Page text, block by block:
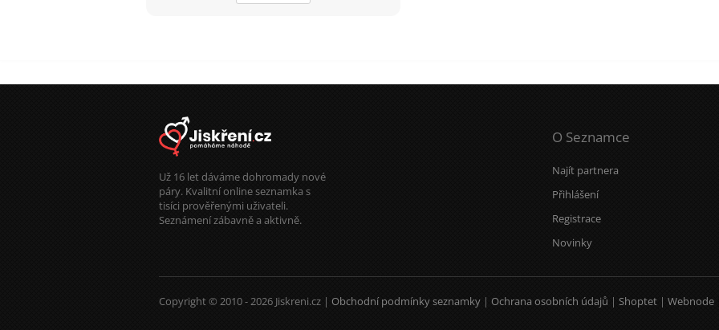
Už 16 let dáváme dohromady nové
páry. Kvalitní online seznamka s
tisíci prověřenými uživateli.
Seznámení zábavně a aktivně.
O Seznamce
Najít partnera
Přihlášení
Registrace
Novinky
Copyright © 2010 - 2026 Jiskreni.cz | Obchodní podmínky seznamky | Ochrana osobních údajů | Shoptet | Webnode